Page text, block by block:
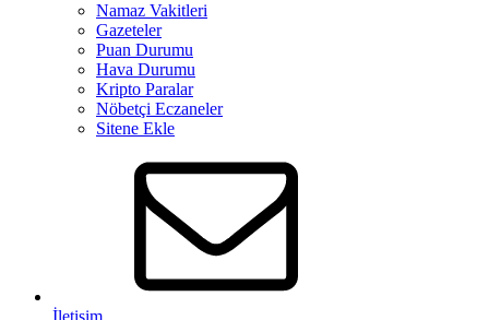
Namaz Vakitleri
Gazeteler
Puan Durumu
Hava Durumu
Kripto Paralar
Nöbetçi Eczaneler
Sitene Ekle
İletişim